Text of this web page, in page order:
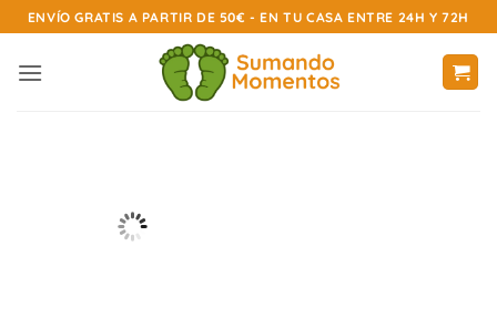
Saltar
al
contenido
ENVÍO GRATIS A PARTIR DE 50€ - EN TU CASA ENTRE 24H Y 72H